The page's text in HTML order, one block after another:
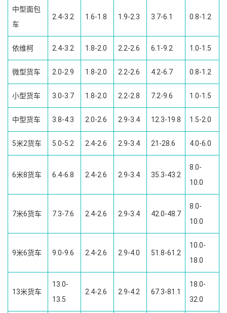
中型面包
车
2.4-3.2 1.6-1.8 1.9-2.3 3.7-6.1 0.8-1.2
依维柯 2.4-3.2 1.8-2.0 2.2-2.6 6.1-9.2 1.0-1.5
微型货车 2.0-2.9 1.8-2.0 2.2-2.6 4.2-6.7 0.8-1.2
小型货车 3.0-3.7 1.8-2.0 2.2-2.8 7.2-9.6 1.0-1.5
中型货车 3.8-4.3 2.0-2.6 2.9-3.4 12.3-19.8 1.5-2.0
5米2货车 5.0-5.2 2.4-2.6 2.9-3.4 21-28.6 4.0-6.0
6米8货车 6.4-6.8 2.4-2.6 2.9-3.4 35.3-43.2
8.0-
10.0
7米6货车 7.3-7.6 2.4-2.6 2.9-3.4 42.0-48.7
8.0-
10.0
9米6货车 9.0-9.6 2.4-2.6 2.9-4.0 51.8-61.2
10.0-
18.0
13米货车
13.0-
13.5
2.4-2.6 2.9-4.2 67.3-81.1
18.0-
32.0